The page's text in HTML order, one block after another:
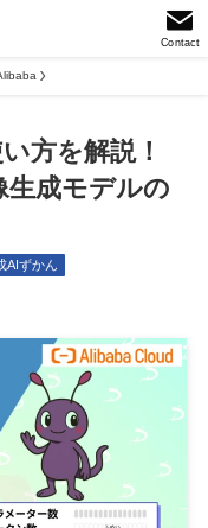
Contact
方を解説！
生成モデルの
AIずかん